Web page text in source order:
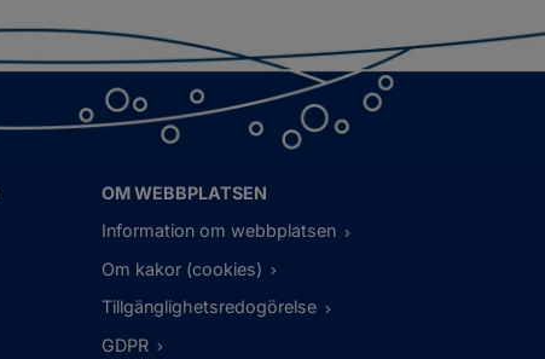
OM WEBBPLATSEN
Information om webbplatsen
Om kakor (cookies)
Tillgänglighetsredogörelse
GDPR